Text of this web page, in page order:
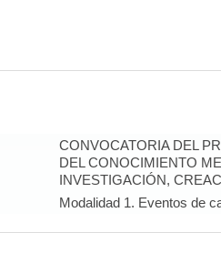
CONVOCATORIA DEL
DEL CONOCIMIENTO
INVESTIGACIÓN,
Modalidad 1. Eventos de